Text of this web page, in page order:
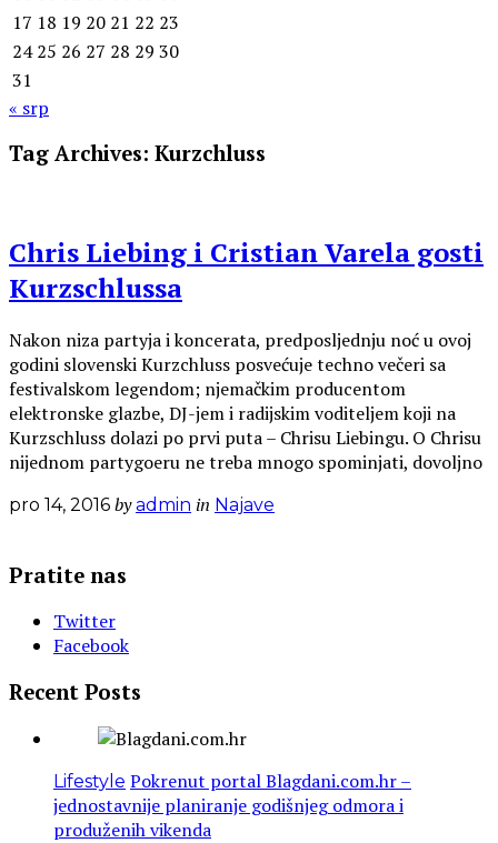
17 18 19 20 21 22 23
24 25 26 27 28 29 30
31
« srp
Tag Archives: Kurzchluss
Chris Liebing i Cristian Varela gosti
Kurzschlussa
Nakon niza partyja i koncerata, predposljednju noć u ovoj
godini slovenski Kurzchluss posvećuje techno večeri sa
festivalskom legendom; njemačkim producentom
elektronske glazbe, DJ-jem i radijskim voditeljem koji na
Kurzschluss dolazi po prvi puta – Chrisu Liebingu. O Chrisu
nijednom partygoeru ne treba mnogo spominjati, dovoljno
pro 14, 2016 by admin in Najave
Pratite nas
Twitter
Facebook
Recent Posts
Lifestyle Pokrenut portal Blagdani.com.hr –
jednostavnije planiranje godišnjeg odmora i
produženih vikenda